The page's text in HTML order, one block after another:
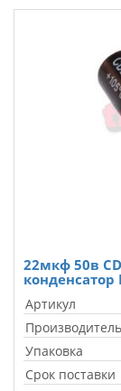
22мкф 50в
конденсатор
Артикул
Производитель
Упаковка
Срок поставки